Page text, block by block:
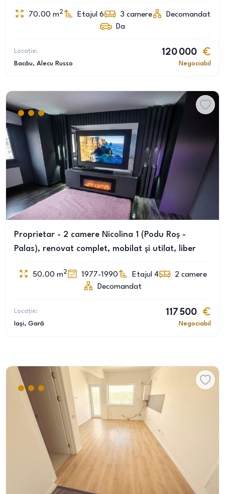
70.00 m2 Etajul 6 3 camere
Decomandat
Da
Locație:
Bacău, Alecu Russo
120 000
Negociabil
Proprietar - 2 camere Nicolina 1 (Podu Roș -
Palas), renovat complet, mobilat și utilat, liber
50.00 m2 1977-1990 Etajul 4 2 camere
Decomandat
Locație:
Iași, Gară
117 500
Negociabil